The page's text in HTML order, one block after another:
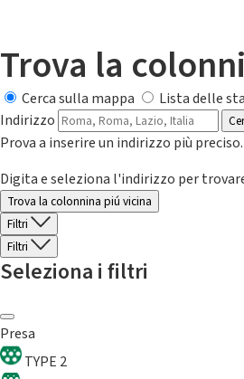
Trova la
Cerca sulla mappa
Lista delle
Indirizzo
Prova a inserire un indirizzo più preciso.
Digita e seleziona l'indirizzo per
Trova la colonnina piú vicina
Filtri
Filtri
Seleziona i filtri
Presa
TYPE 2